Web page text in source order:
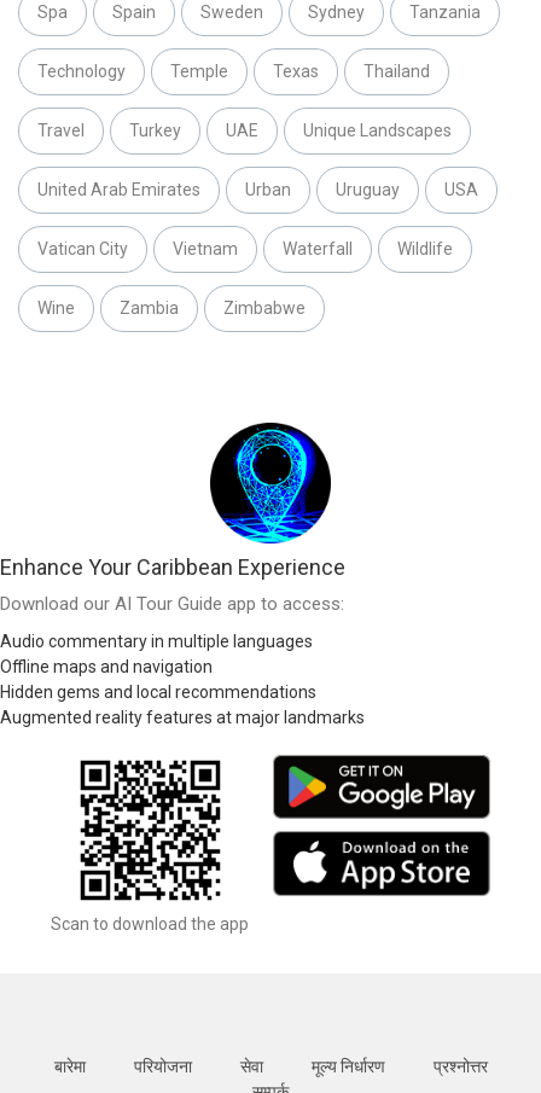
Spa Spain Sweden Sydney Tanzania
Technology Temple Texas Thailand
Travel Turkey UAE Unique Landscapes
United Arab Emirates Urban Uruguay USA
Vatican City Vietnam Waterfall Wildlife
Wine Zambia Zimbabwe
Enhance Your Caribbean Experience
Download our AI Tour Guide app to access:
Audio commentary in multiple languages
Offline maps and navigation
Hidden gems and local recommendations
Augmented reality features at major landmarks
Scan to download the app
बारेमा परियोजना सेवा मूल्य निर्धारण
प्रश्नोत्तर